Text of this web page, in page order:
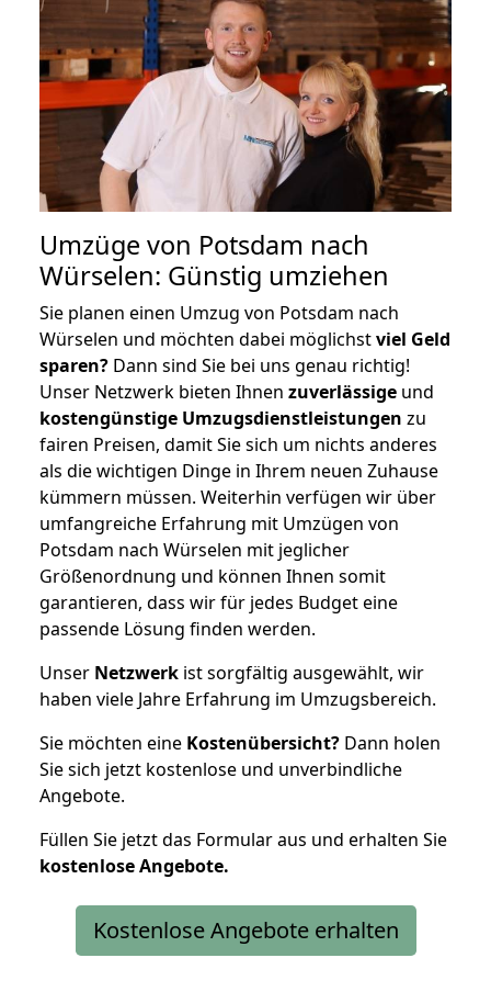
Umzüge von Potsdam nach
Würselen: Günstig umziehen
Sie planen einen Umzug von Potsdam nach
Würselen und möchten dabei möglichstviel Geld
sparen? Dann sind Sie bei uns genau richtig!
Unser Netzwerk bieten Ihnen zuverlässige und
kostengünstige Umzugsdienstleistungen zu
fairen Preisen, damit Sie sich um nichts anderes
als die wichtigen Dinge in Ihrem neuen Zuhause
kümmern müssen. Weiterhin verfügen wir über
umfangreiche Erfahrung mit Umzügen von
Potsdam nach Würselen mit jeglicher
Größenordnung und können Ihnen somit
garantieren, dass wir für jedes Budget eine
passende Lösung finden werden.
Unser Netzwerk ist sorgfältig ausgewählt, wir
haben viele Jahre Erfahrung im Umzugsbereich.
Sie möchten eine Kostenübersicht? Dann holen
Sie sich jetzt kostenlose und unverbindliche
Angebote.
Füllen Sie jetzt das Formular aus und erhalten Sie
kostenloseAngebote.
Kostenlose Angebote erhalten